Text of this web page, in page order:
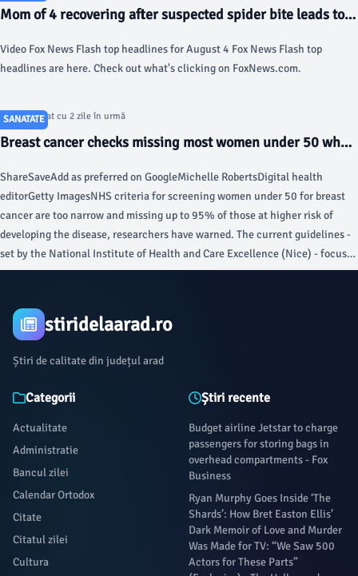
Mom of 4 recovering after suspected spider bite leads to
Video Fox News Flash top headlines for August 4 Fox News Flash top
headlines are here. Check out what's clicking on FoxNews.com.
SANATATE
Articol postat cu 2 zile în urmă
Breast cancer checks missing most women under 50 who
ShareSaveAdd as preferred on GoogleMichelle RobertsDigital health
editorGetty ImagesNHS criteria for screening women under 50 for breast
cancer are too narrow and missing up to 95% of those at higher risk of
developing the disease, researchers have warned. The current guidelines -
set by the National Institute of Health and Care Excellence (Nice) - focus
solely on inherited genes and not other factors such as lifestyle, they
stiridelaarad.ro
Știri de calitate din județul arad
Categorii
Actualitate
Administratie
Bancul zilei
Calendar Ortodox
Citate
Citatul zilei
Cultura
Știri recente
Budget airline Jetstar to charge
passengers for storing bags in
overhead compartments - Fox
Business
Ryan Murphy Goes Inside ‘The
Shards’: How Bret Easton Ellis’
Dark Memoir of Love and Murder
Was Made for TV: “We Saw 500
Actors for These Parts”